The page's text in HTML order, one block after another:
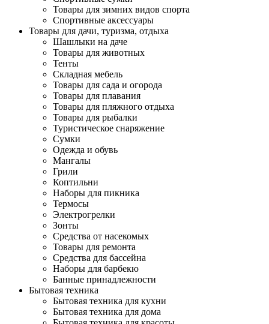
Товары для зимних видов спорта
Спортивные аксессуары
Товары для дачи, туризма, отдыха
Шашлыки на даче
Товары для животных
Тенты
Складная мебель
Товары для сада и огорода
Товары для плавания
Товары для пляжного отдыха
Товары для рыбалки
Туристическое снаряжение
Сумки
Одежда и обувь
Мангалы
Грили
Коптильни
Наборы для пикника
Термосы
Электрогрелки
Зонты
Средства от насекомых
Товары для ремонта
Средства для бассейна
Наборы для барбекю
Банные принадлежности
Бытовая техника
Бытовая техника для кухни
Бытовая техника для дома